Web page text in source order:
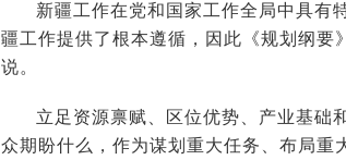
新疆工作在党和国家工作全局中具有
疆工作提供了根本遵循，因此《规划纲要
说。
立足资源禀赋、区位优势、产业基础
众期盼什么，作为谋划重大任务、布局重